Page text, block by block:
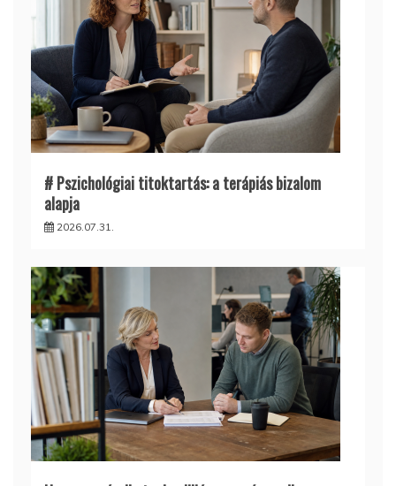
# Pszichológiai titoktartás: a terápiás bizalom
alapja
2026.07.31.